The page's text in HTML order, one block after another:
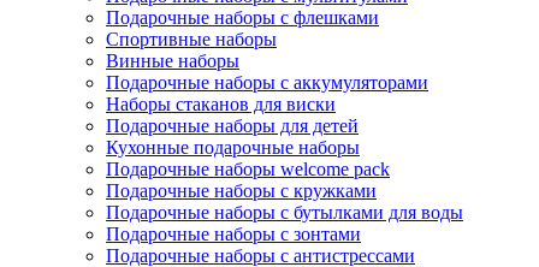
Подарочные наборы с флешками
Спортивные наборы
Винные наборы
Подарочные наборы с аккумуляторами
Наборы стаканов для виски
Подарочные наборы для детей
Кухонные подарочные наборы
Подарочные наборы welcome pack
Подарочные наборы с кружками
Подарочные наборы с бутылками для воды
Подарочные наборы с зонтами
Подарочные наборы с антистрессами